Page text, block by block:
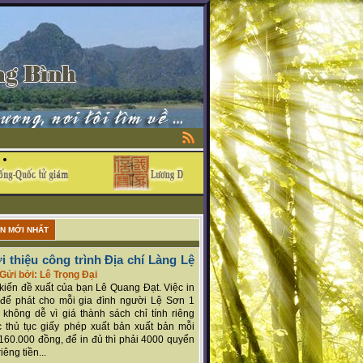
MỚI NHẤT
thiệu công trình Địa chí Làng Lệ
Gửi bởi: Lê Trọng Đại
đề xuất của bạn Lê Quang Đạt. Việc in
phát cho mỗi gia đình người Lệ Sơn 1
không dễ vì giá thành sách chỉ tính riêng
thủ tục giấy phép xuất bản xuất bản mỗi
đồng, để in đủ thì phải 4000 quyển
tiền...